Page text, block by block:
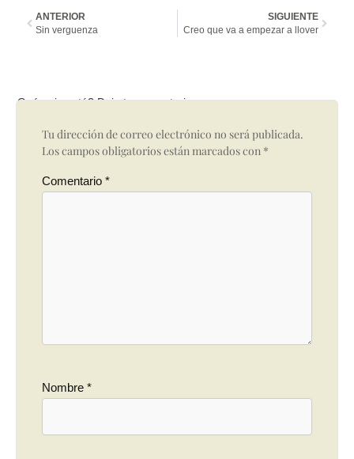
ANTERIOR
Sin verguenza
SIGUIENTE
Creo que va a empezar a llover
Qué opinas tú? Deja tu comentario
Tu dirección de correo electrónico no será publicada.
Los campos obligatorios están marcados con *
Comentario *
Nombre *